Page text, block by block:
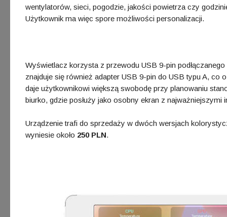
wentylatorów, sieci, pogodzie, jakości powietrza czy
Użytkownik ma więc spore możliwości personalizacji.
Wyświetlacz korzysta z przewodu USB 9-pin
znajduje się również adapter USB 9-pin do USB typu A,
daje użytkownikowi większą swobodę przy planowaniu
biurko, gdzie posłuży jako osobny ekran z najważniejszymi
Urządzenie trafi do sprzedaży w dwóch wersjach
wyniesie około 250 PLN.